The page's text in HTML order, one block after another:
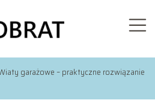
garażowe – praktyczne rozwiązanie